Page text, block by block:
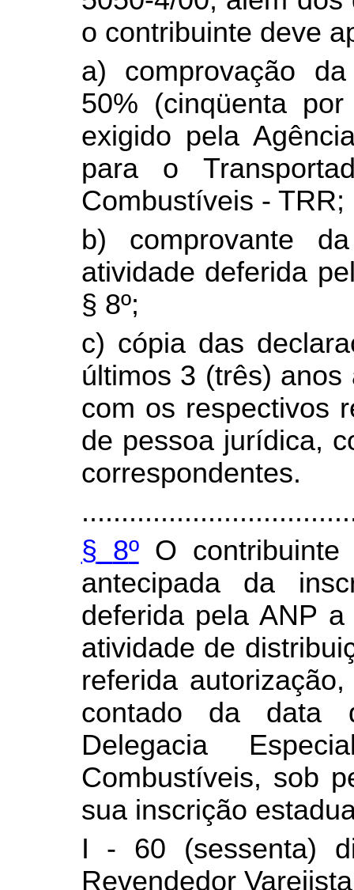
o contribuinte deve
a) comprovação
50% (cinqüenta
exigido pela
para o
Combustíveis - TRR;
b) comprovante
atividade deferida
§ 8º;
c) cópia das
últimos 3 (três)
com os respectivos
de pessoa jurídica,
correspondentes.
§ 8ºO contribuinte
antecipada da
deferida pela ANP
atividade de
referida
contado da data
Delegacia
Combustíveis, sob
sua inscrição
I - 60 (sessenta)
Revendedor